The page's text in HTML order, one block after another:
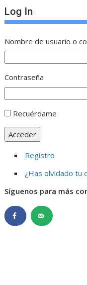
Log In
Nombre de usuario o
Contraseña
Recuérdame
Acceder
Registro
¿Has olvidado tu
Síguenos para más